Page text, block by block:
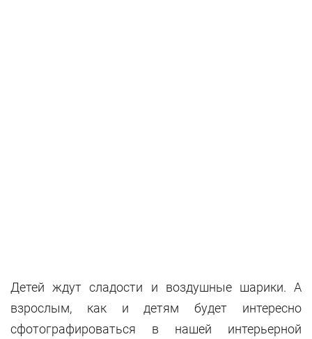
Детей ждут сладости и воздушные шарики. А
взрослым, как и детям будет интересно
сфотографироваться в нашей интерьерной